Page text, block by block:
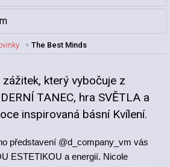
The Best Minds
který vybočuje z
TANEC, hra SVĚTLA a
inspirovaná básní Kvílení.
představení @d_company_vm vás
ESTETIKOU a energií. Nicole